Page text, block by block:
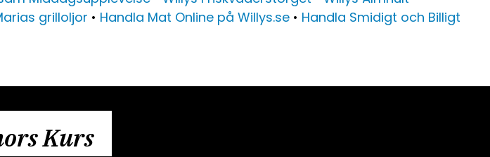
grilloljor • Handla Mat Online på Willys.se • Handla Smidigt och Billigt
Kurs